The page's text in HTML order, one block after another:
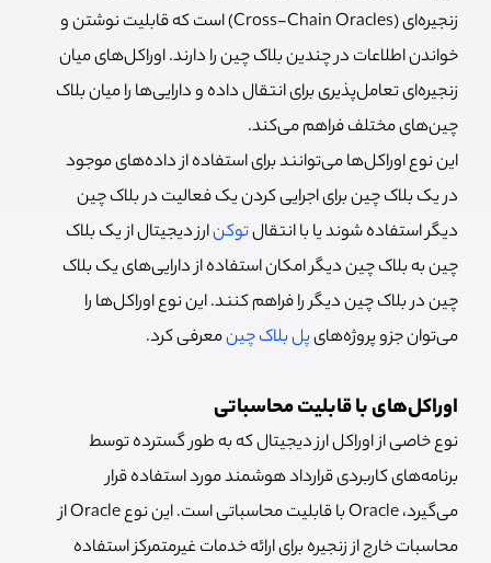
زنجیره‌ای (Cross-Chain Oracles) است که قابلیت نوشتن و
خواندن اطلاعات در چندین بلاک چین را دارند. اوراکل‌های میان
زنجیره‌ای تعامل‌پذیری برای انتقال داده و دارایی‌ها را میان بلاک
چین‌های مختلف فراهم می‌کند.
این نوع اوراکل‌ها می‌توانند برای استفاده از داده‌های موجود
در یک بلاک چین برای اجرایی کردن یک فعالیت در بلاک چین
دیگر استفاده شوند یا با انتقالتوکن‌ارز دیجیتال از یک بلاک
چین به بلاک چین دیگر امکان استفاده از دارایی‌های یک بلاک
چین در بلاک چین دیگر را فراهم کنند. این نوع اوراکل‌ها را
می‌توان جزو پروژه‌هایپل بلاک چینمعرفی کرد.
اوراکل‌های با قابلیت محاسباتی
نوع خاصی از اوراکل ارز دیجیتال که به طور گسترده توسط
برنامه‌های کاربردی قرارداد هوشمند مورد استفاده قرار
می‌گیرد، Oracle با قابلیت محاسباتی است. این نوع Oracle از
محاسبات خارج از زنجیره برای ارائه خدمات غیرمتمرکز استفاده